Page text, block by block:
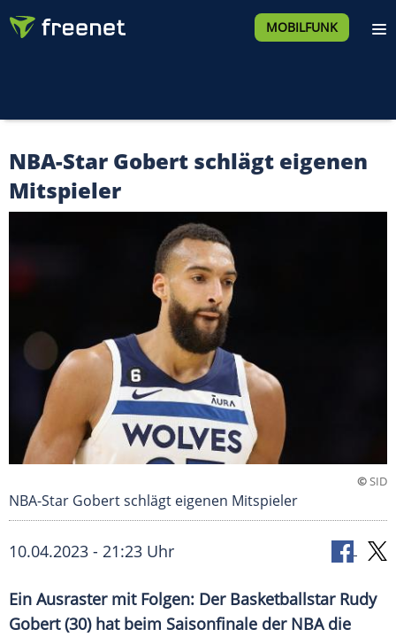
MOBILFUNK
NBA-Star Gobert schlägt eigenen
Mitspieler
©SID
NBA-Star Gobert schlägt eigenen Mitspieler
10.04.2023 - 21:23 Uhr
Ein Ausraster mit Folgen: Der Basketballstar Rudy
Gobert (30) hat beim Saisonfinale der NBA die